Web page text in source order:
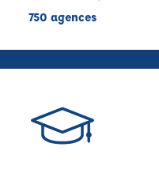
750 agences